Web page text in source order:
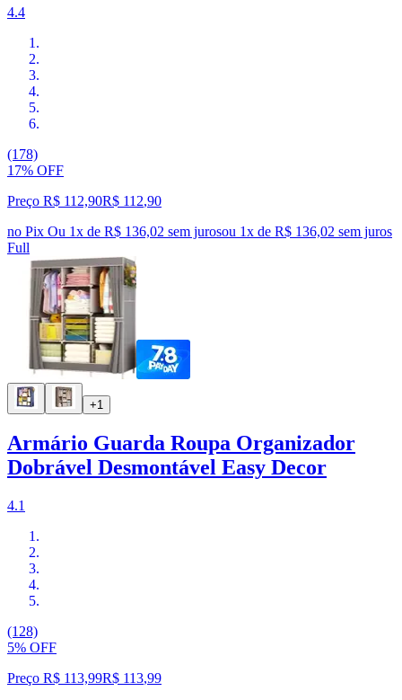
4.4
(178)
17% OFF
Preço R$ 112,90R$ 112,90
no Pix Ou 1x de R$ 136,02 sem jurosou 1x de R$ 136,02 sem juros
Full
+1
Armário Guarda Roupa Organizador
Dobrável Desmontável Easy Decor
4.1
(128)
5% OFF
Preço R$ 113,99R$ 113,99